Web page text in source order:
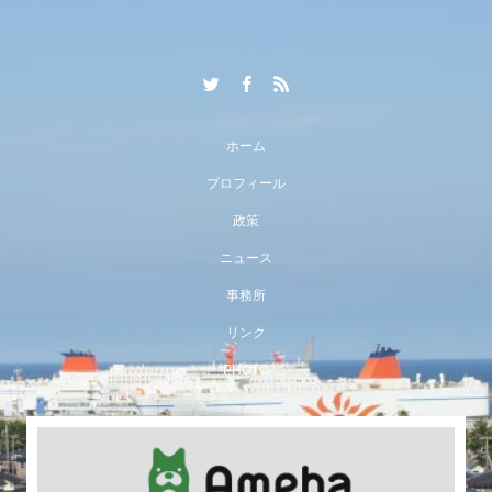
ホーム
プロフィール
政策
ニュース
事務所
リンク
PHOTO